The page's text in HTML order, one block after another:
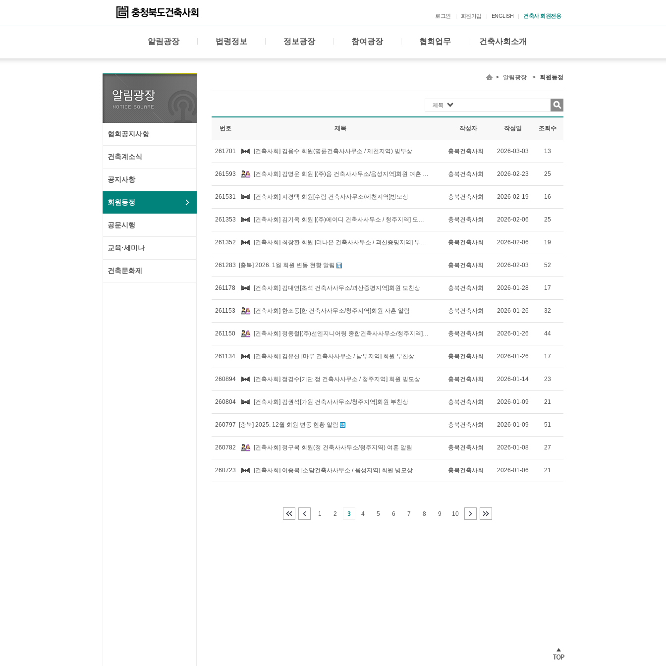
로그인 회원가입 ENGLISH 건축사 회원전용
알림광장 법령정보 정보광장 참여광장 협회업무 건축사회소개
협회공지사항
건축계소식
공지사항
회원동정
공문시행
교육·세미나
건축문화제
> 알림광장 > 회원동정
제목
번호 제목 작성자 작성일 조회수
261701 [건축사회] 김용수 회원(명륜건축사사무소 / 제천지역) 빙부상 충북건축사회 2026-03-03 13
261593 [건축사회] 김명운 회원 [(주)음 건축사사무소/음성지역]회원 여혼 알림 충북건축사회 2026-02-23 25
261531 [건축사회] 지경택 회원[수림 건축사사무소/제천지역]빙모상 충북건축사회 2026-02-19 16
261353 [건축사회] 김기옥 회원 [(주)에이디 건축사사무소 / 청주지역] 모친상 충북건축사회 2026-02-06 25
261352 [건축사회] 최창환 회원 [더나은 건축사사무소 / 괴산증평지역] 부친상 충북건축사회 2026-02-06 19
261283 [충북] 2026. 1월 회원 변동 현황 알림 충북건축사회 2026-02-03 52
261178 [건축사회] 김대연[초석 건축사사무소/괴산증평지역]회원 모친상 충북건축사회 2026-01-28 17
261153 [건축사회] 한조동[한 건축사사무소/청주지역]회원 자혼 알림 충북건축사회 2026-01-26 32
261150 [건축사회] 정종철[(주)선엔지니어링 종합건축사사무소/청주지역]회원 여혼 알림 충북건축사회 2026-01-26 44
261134 [건축사회] 김유신 [마루 건축사사무소 / 남부지역] 회원 부친상 충북건축사회 2026-01-26 17
260894 [건축사회] 정경수[기단.정 건축사사무소 / 청주지역] 회원 빙모상 충북건축사회 2026-01-14 23
260804 [건축사회] 김권석[가원 건축사사무소/청주지역]회원 부친상 충북건축사회 2026-01-09 21
260797 [충북] 2025. 12월 회원 변동 현황 알림 충북건축사회 2026-01-09 51
260782 [건축사회] 정구복 회원(정 건축사사무소/청주지역) 여혼 알림 충북건축사회 2026-01-08 27
260723 [건축사회] 이종복 [소담건축사사무소 / 음성지역] 회원 빙모상 충북건축사회 2026-01-06 21
1 2 3 4 5 6 7 8 9 10